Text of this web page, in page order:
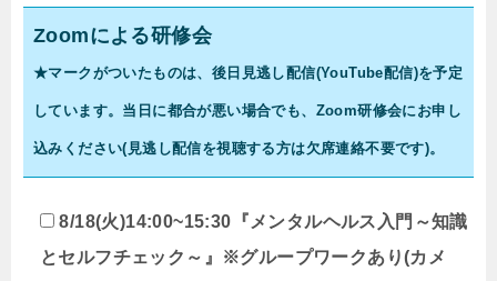
Zoomによる研修会
★マークがついたものは、後日見逃し配信(YouTube配信)を予定
しています。当日に都合が悪い場合でも、Zoom研修会にお申し
込みください(見逃し配信を視聴する方は欠席連絡不要です)。
8/18(火)14:00~15:30『メンタルヘルス入門～知識
とセルフチェック～』※グループワークあり(カメ